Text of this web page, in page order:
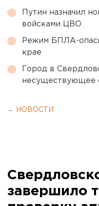
Путин назначил
войсками ЦВО
Режим БПЛА-
крае
Город в
несуществующее
← НОВОСТИ
завершило